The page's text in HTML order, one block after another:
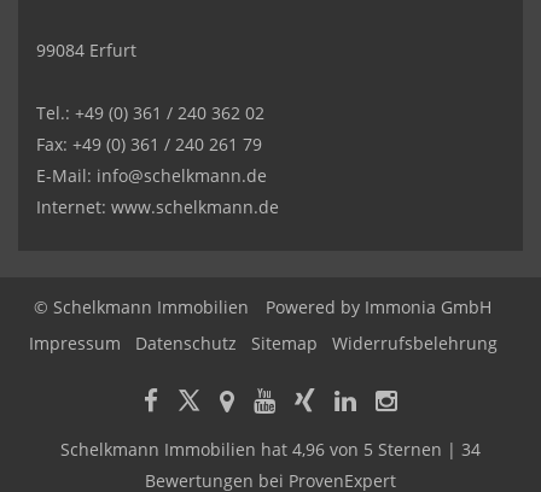
99084 Erfurt
Tel.: +49 (0) 361 / 240 362 02
Fax: +49 (0) 361 / 240 261 79
E-Mail: info@schelkmann.de
Internet: www.schelkmann.de
© Schelkmann Immobilien Powered by Immonia GmbH
Impressum
Datenschutz Sitemap Widerrufsbelehrung
Schelkmann Immobilien hat 4,96 von 5 Sternen | 34
Bewertungen bei ProvenExpert